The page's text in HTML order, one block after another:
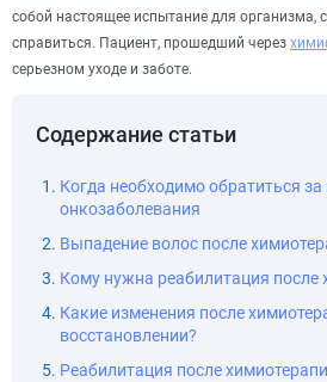
собой настоящее испытание для
справиться. Пациент, прошедший через
серьезном уходе и заботе.
Содержание статьи
Когда необходимо обратиться
онкозаболевания
Выпадение волос после
Кому нужна реабилитация после
Какие изменения после
восстановлении?
Реабилитация после